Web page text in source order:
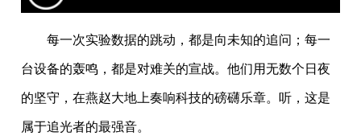
每一次实验数据的跳动，都是向未知的追问；每一
台设备的轰鸣，都是对难关的宣战。他们用无数个日夜
的坚守，在燕赵大地上奏响科技的磅礴乐章。听，这是
属于追光者的最强音。